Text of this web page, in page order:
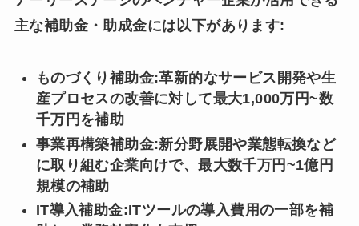
主な補助金・助成金には以下があります:
ものづくり補助金:革新的なサービス開発や生
産プロセスの改善に対して最大1,000万円~数
千万円を補助
事業再構築補助金:新分野展開や業態転換など
に取り組む企業向けで、最大数千万円~1億円
規模の補助
IT導入補助金:ITツールの導入費用の一部を補